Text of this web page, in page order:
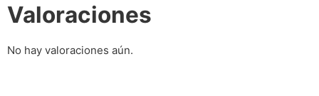
Valoraciones
No hay valoraciones aún.